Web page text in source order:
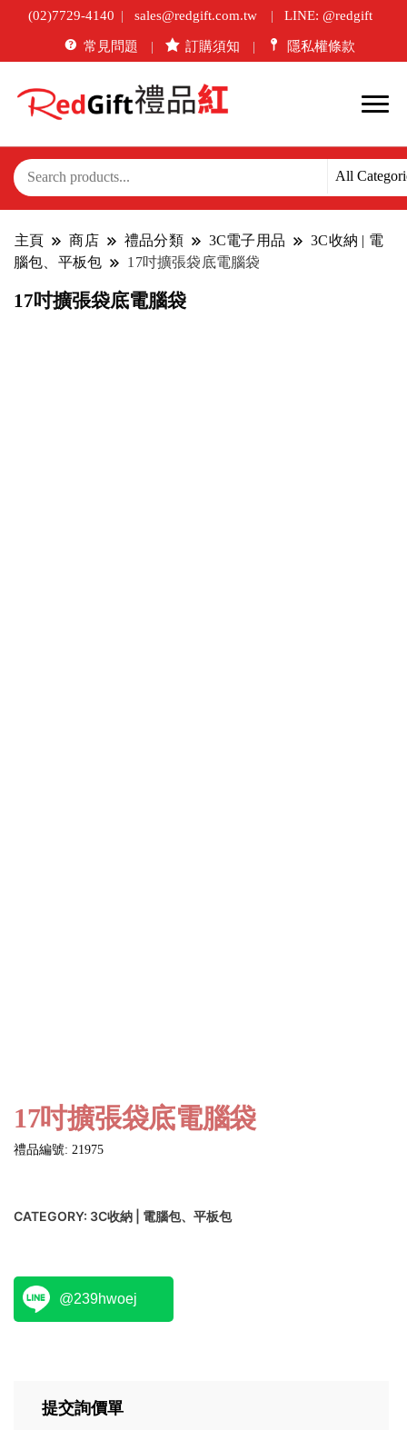
(02)7729-4140 sales@redgift.com.tw LINE: @redgift
常見問題 訂購須知 隱私權條款
主頁 商店 禮品分類 3C電子用品
3C收納 | 電
腦包、平板包
17吋擴張袋底電腦袋
17吋擴張袋底電腦袋
17吋擴張袋底電腦袋
禮品編號: 21975
CATEGORY: 3C收納 | 電腦包、平板包
@239hwoej
提交詢價單